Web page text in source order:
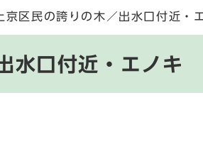
上京区民の誇りの木／出水口付近・
水口付近・エノキ